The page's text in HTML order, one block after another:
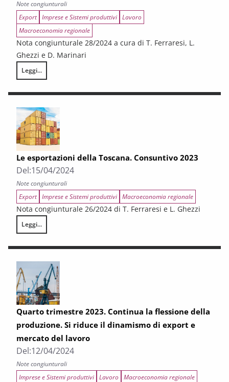
Note congiunturali
Export Imprese e Sistemi produttivi Lavoro
Macroeconomia regionale
Nota congiunturale 28/2024 a cura di T. Ferraresi, L.
Ghezzi e D. Marinari
Leggi...
Secondo trimestre 2024. Continua la flessione della produzione
Le esportazioni della Toscana. Consuntivo 2023
Del:15/04/2024
Note congiunturali
Export Imprese e Sistemi produttivi Macroeconomia regionale
Nota congiunturale 26/2024 di T. Ferraresi e L. Ghezzi
Leggi...
Le esportazioni della Toscana. Consuntivo 2023
Quarto trimestre 2023. Continua la flessione della
produzione. Si riduce il dinamismo di export e
mercato del lavoro
Del:12/04/2024
Note congiunturali
Imprese e Sistemi produttivi Lavoro Macroeconomia regionale